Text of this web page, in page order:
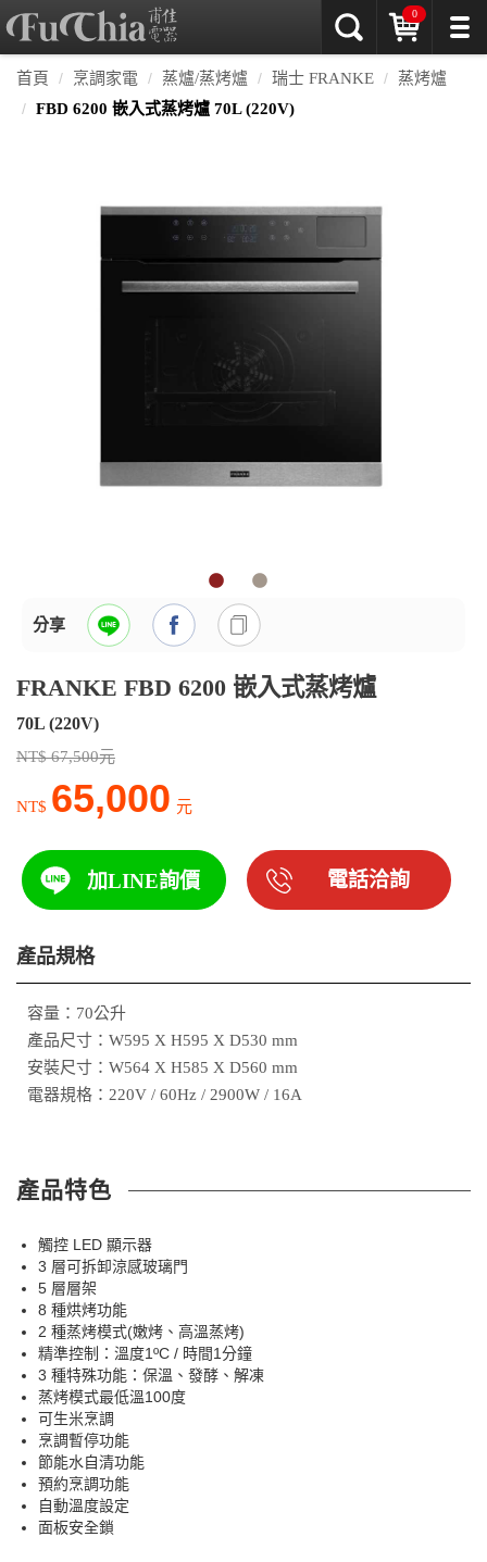
0
首頁 烹調家電 蒸爐/蒸烤爐 瑞士 FRANKE
蒸烤爐
FBD 6200 嵌入式蒸烤爐 70L (220V)
分享
FRANKE FBD 6200 嵌入式蒸烤爐
70L (220V)
NT$ 67,500元
NT$ 65,000 元
加LINE詢價 電話洽詢
產品規格
容量：70公升
產品尺寸：W595 X H595 X D530 mm
安裝尺寸：W564 X H585 X D560 mm
電器規格：220V / 60Hz / 2900W / 16A
產品特色
觸控 LED 顯示器
3 層可拆卸涼感玻璃門
5 層層架
8 種烘烤功能
2 種蒸烤模式(嫩烤、高溫蒸烤)
精準控制：溫度1ºC / 時間1分鐘
3 種特殊功能：保溫、發酵、解凍
蒸烤模式最低溫100度
可生米烹調
烹調暫停功能
節能水自清功能
預約烹調功能
自動溫度設定
面板安全鎖